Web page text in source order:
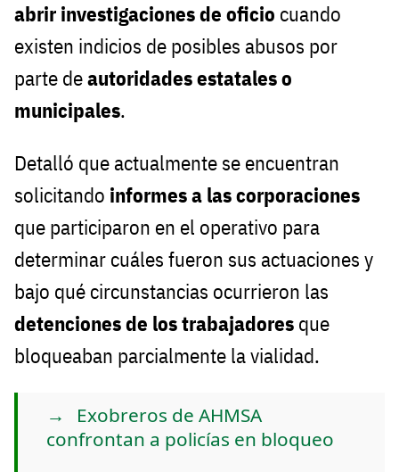
abrir investigaciones de oficio cuando
existen indicios de posibles abusos por
parte deautoridades estatales o
municipales.
Detalló que actualmente se encuentran
solicitando informes a las corporaciones
que participaron en el operativo para
determinar cuáles fueron sus actuaciones y
bajo qué circunstancias ocurrieron las
detenciones de los trabajadores que
bloqueaban parcialmente la vialidad.
Exobreros de AHMSA
confrontan a policías en bloqueo